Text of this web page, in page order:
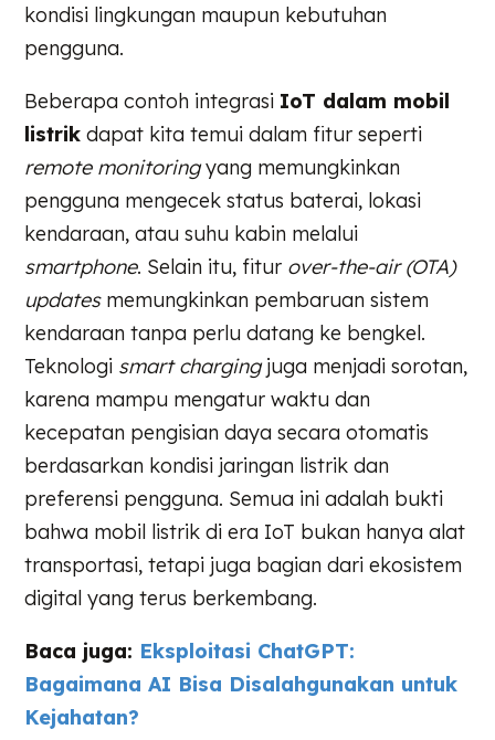
kondisi lingkungan maupun kebutuhan
pengguna.
Beberapa contoh integrasi IoT dalam mobil
listrik dapat kita temui dalam fitur seperti
remote monitoringyang memungkinkan
pengguna mengecek status baterai, lokasi
kendaraan, atau suhu kabin melalui
smartphone. Selain itu, fitur over-the-air (OTA)
updatesmemungkinkan pembaruan sistem
kendaraan tanpa perlu datang ke bengkel.
Teknologi smart chargingjuga menjadi sorotan,
karena mampu mengatur waktu dan
kecepatan pengisian daya secara otomatis
berdasarkan kondisi jaringan listrik dan
preferensi pengguna. Semua ini adalah bukti
bahwa mobil listrik di era IoT bukan hanya alat
transportasi, tetapi juga bagian dari ekosistem
digital yang terus berkembang.
Baca juga: Eksploitasi ChatGPT:
Bagaimana AI Bisa Disalahgunakan untuk
Kejahatan?